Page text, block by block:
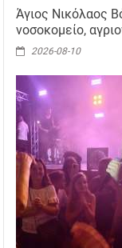
Άγιος Νικόλαος
νοσοκομείο,
2026-08-10